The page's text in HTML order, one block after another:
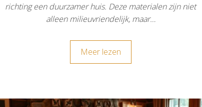
richting een duurzamer huis. Deze materialen zijn niet
alleen milieuvriendelijk, maar…
Meer lezen